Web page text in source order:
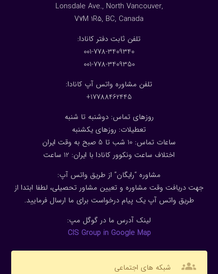
Lonsdale Ave., North Vancouver,
V7M 1R5, BC, Canada
:تلفن ثابت دفتر کانادا
001-778-3409340
001-778-3409350
تلفن مشاوره واتس آپ کانادا:
17788462445+
روزهای تماس: دوشنبه تا شنبه
تعطیلات: روزهای یکشنبه
ساعات تماس: 10 شب تا 5 صبح به وقت ایران
اختلاف ساعت ونکوور کانادا با ایران: 1 2 ساعت
مشاوره “رایگان” از طریق واتس آپ:
جهت دریافت وقت مشاوره و تعیین مشاور تحصیلی، لطفا ابتدا از
طریق واتس آپ یک پیام درخواست برای ما ارسال فرمایید.
لینک آدرس ما در گوگل مپ:
CIS Group in Google Map
groups شبکه های اجتماعی